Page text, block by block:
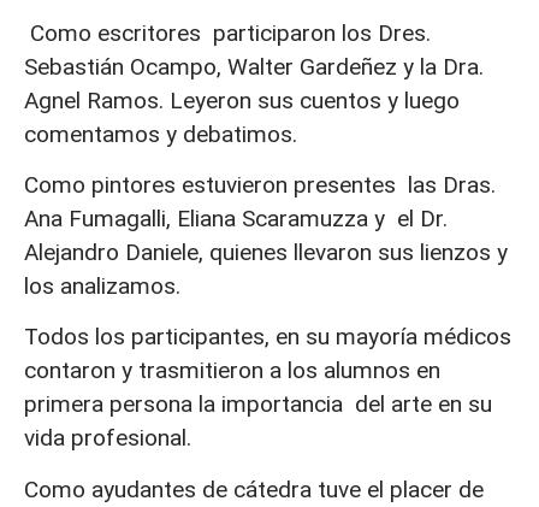
Como escritores participaron los Dres.
Sebastián Ocampo, Walter Gardeñez y la Dra.
Agnel Ramos. Leyeron sus cuentos y luego
comentamos y debatimos.
Como pintores estuvieron presentes las Dras.
Ana Fumagalli, Eliana Scaramuzza y el Dr.
Alejandro Daniele, quienes llevaron sus lienzos y
los analizamos.
Todos los participantes, en su mayoría médicos
contaron y trasmitieron a los alumnos en
primera persona la importancia del arte en su
vida profesional.
Como ayudantes de cátedra tuve el placer de